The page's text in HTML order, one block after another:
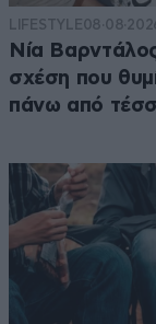
LIFESTYLE
Νία
σχέση που
πάνω από